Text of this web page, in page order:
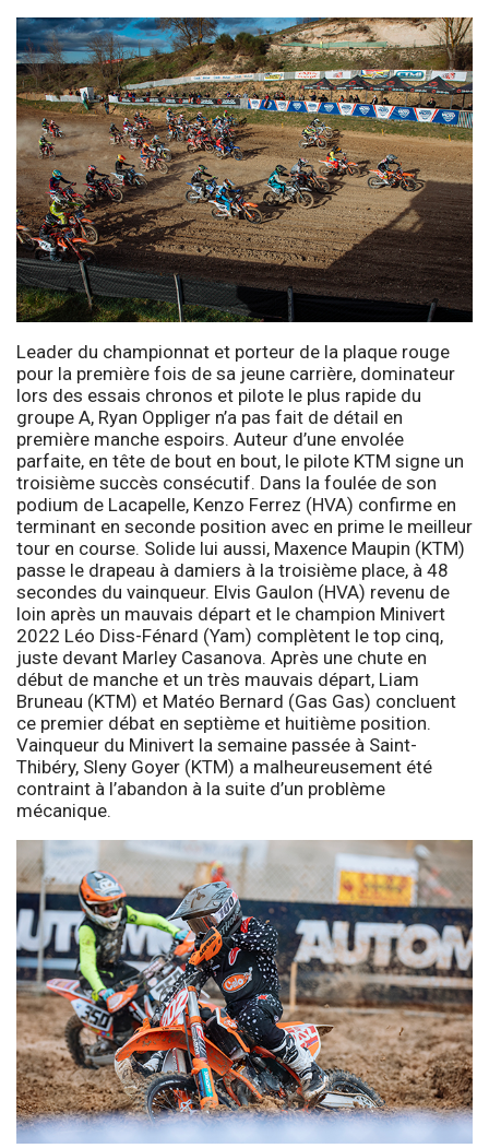
Leader du championnat et porteur de la plaque rouge
pour la première fois de sa jeune carrière, dominateur
lors des essais chronos et pilote le plus rapide du
groupe A, Ryan Oppliger n’a pas fait de détail en
première manche espoirs. Auteur d’une envolée
parfaite, en tête de bout en bout, le pilote KTM signe un
troisième succès consécutif. Dans la foulée de son
podium de Lacapelle, Kenzo Ferrez (HVA) confirme en
terminant en seconde position avec en prime le meilleur
tour en course. Solide lui aussi, Maxence Maupin (KTM)
passe le drapeau à damiers à la troisième place, à 48
secondes du vainqueur. Elvis Gaulon (HVA) revenu de
loin après un mauvais départ et le champion Minivert
2022 Léo Diss-Fénard (Yam) complètent le top cinq,
juste devant Marley Casanova. Après une chute en
début de manche et un très mauvais départ, Liam
Bruneau (KTM) et Matéo Bernard (Gas Gas) concluent
ce premier débat en septième et huitième position.
Vainqueur du Minivert la semaine passée à Saint-
Thibéry, Sleny Goyer (KTM) a malheureusement été
contraint à l’abandon à la suite d’un problème
mécanique.